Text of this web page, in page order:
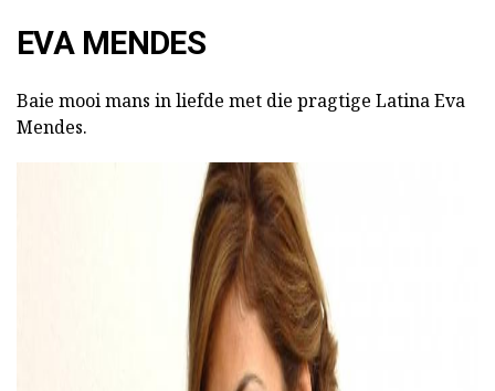
EVA MENDES
Baie mooi mans in liefde met die pragtige Latina Eva
Mendes.